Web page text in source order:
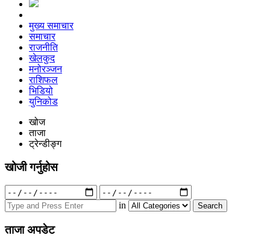
मुख्य समाचार
समाचार
राजनीति
खेलकुद
मनोरञ्जन
राशिफल
भिडियो
युनिकोड
खोज
ताजा
ट्रेन्डीङ्ग
खोजी गर्नुहोस
Search
for:
in
ताजा अपडेट